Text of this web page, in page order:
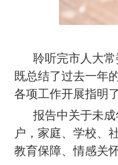
聆听完市人大
既总结了过去一年
各项工作开展指明
报告中关于未
户，家庭、学校、
教育保障、情感关